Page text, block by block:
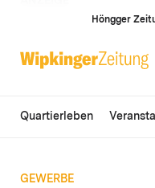
Höngger
Quartierleben
GEWERBE